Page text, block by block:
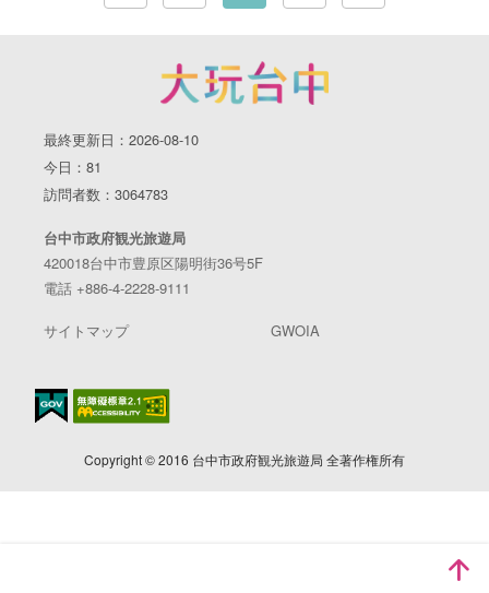
最終更新日：2026-08-10
今日：81
訪問者数：3064783
台中市政府観光旅遊局
420018台中市豊原区陽明街36号5F
電話 +886-4-2228-9111
サイトマップ GWOIA
Copyright © 2016 台中市政府観光旅遊局 全著作権所有